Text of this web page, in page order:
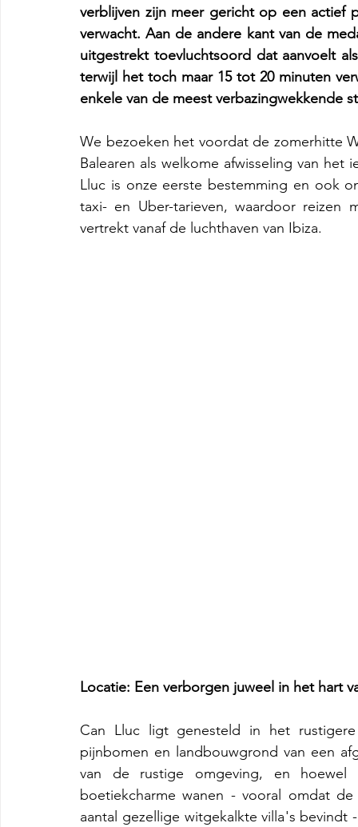
verblijven zijn meer gericht op een actief
verwacht. Aan de andere kant van de
uitgestrekt toevluchtsoord dat aanvoelt
terwijl het toch maar 15 tot 20 minuten
enkele van de meest verbazingwekkende
We bezoeken het voordat de zomerhitte
Balearen als welkome afwisseling van
Lluc is onze eerste bestemming en ook
taxi- en Uber-tarieven, waardoor
vertrekt vanaf de luchthaven van Ibiza.
Locatie: Een verborgen juweel in het hart
Can Lluc ligt genesteld in het
pijnbomen en landbouwgrond van een
van de rustige omgeving, en
boetiekcharme wanen - vooral omdat
aantal gezellige witgekalkte villa's